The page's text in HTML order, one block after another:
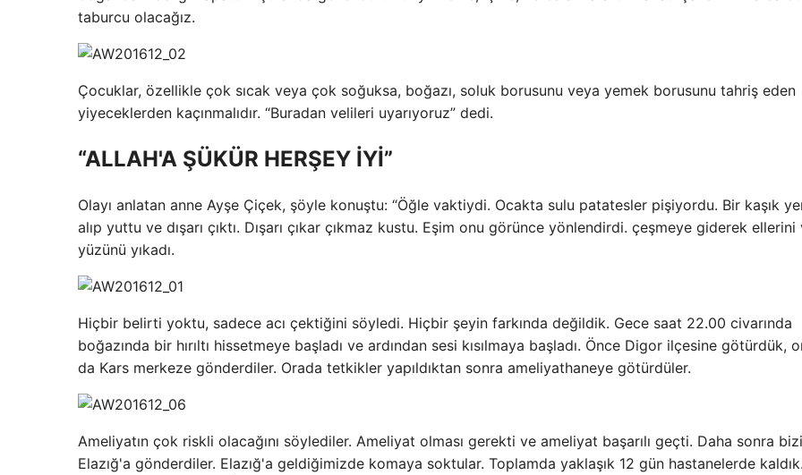
taburcu olacağız.
Çocuklar, özellikle çok sıcak veya çok soğuksa, boğazı, soluk borusunu veya yemek borusunu tahriş eden
yiyeceklerden kaçınmalıdır. “Buradan velileri uyarıyoruz” dedi.
“ALLAH'A ŞÜKÜR HERŞEY İYİ”
Olayı anlatan anne Ayşe Çiçek, şöyle konuştu: “Öğle vaktiydi. Ocakta sulu patatesler pişiyordu. Bir kaşık
alıp yuttu ve dışarı çıktı. Dışarı çıkar çıkmaz kustu. Eşim onu ​​görünce yönlendirdi. çeşmeye giderek ellerini
yüzünü yıkadı.
Hiçbir belirti yoktu, sadece acı çektiğini söyledi. Hiçbir şeyin farkında değildik. Gece saat 22.00 civarında
boğazında bir hırıltı hissetmeye başladı ve ardından sesi kısılmaya başladı. Önce Digor ilçesine götürdük,
da Kars merkeze gönderdiler. Orada tetkikler yapıldıktan sonra ameliyathaneye götürdüler.
Ameliyatın çok riskli olacağını söylediler. Ameliyat olması gerekti ve ameliyat başarılı geçti. Daha sonra bizi
Elazığ'a gönderdiler. Elazığ'a geldiğimizde komaya soktular. Toplamda yaklaşık 12 gün hastanelerde